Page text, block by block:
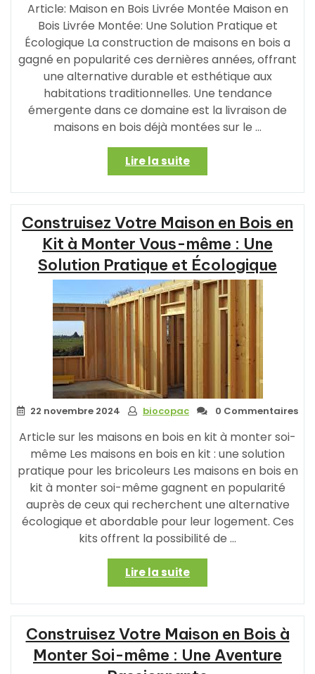
Article: Maison en Bois Livrée Montée Maison en
Bois Livrée Montée: Une Solution Pratique et
Écologique La construction de maisons en bois a
gagné en popularité ces dernières années, offrant
une alternative durable et esthétique aux
habitations traditionnelles. Une tendance
émergente dans ce domaine est la livraison de
maisons en bois déjà montées sur le …
Lire la suite« Construisez
Votre
Rêve:
Maison
en
Bois
Livrée
Montée
pour
un
Habitat
Écologique »
Construisez Votre Maison en Bois en
Kit à Monter Vous-même : Une
Solution Pratique et Écologique
22 novembre 2024 biocopac 0 Commentaires
Article sur les maisons en bois en kit à monter soi-
même Les maisons en bois en kit : une solution
pratique pour les bricoleurs Les maisons en bois en
kit à monter soi-même gagnent en popularité
auprès de ceux qui recherchent une alternative
écologique et abordable pour leur logement. Ces
kits offrent la possibilité de …
Lire la suite« Construisez
Votre
Maison
en
Bois
en
Kit
Construisez Votre Maison en Bois à
Monter Soi-même : Une Aventure